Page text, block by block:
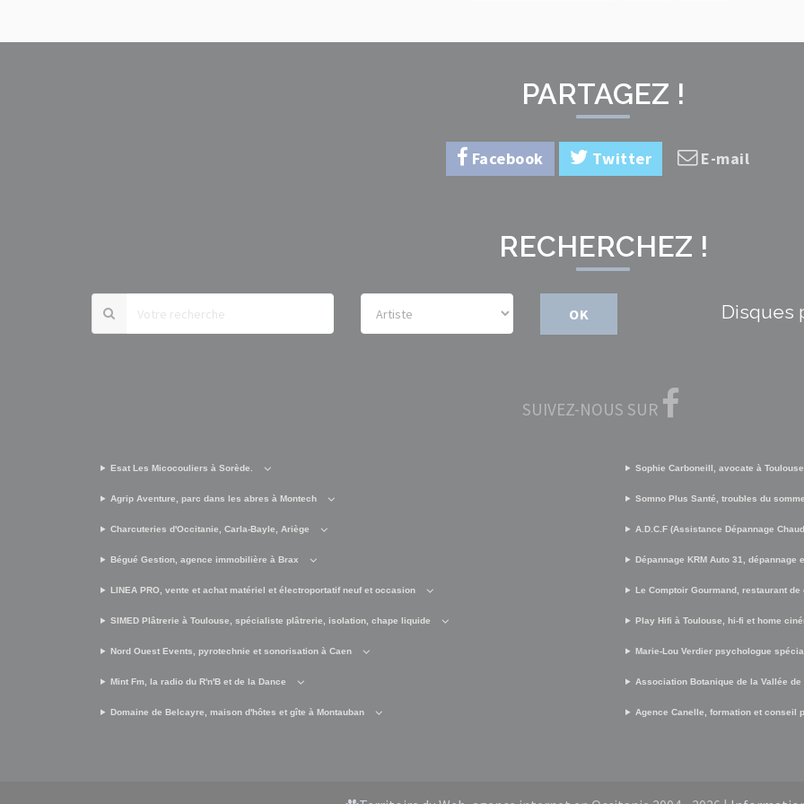
PARTAGEZ !
Facebook Twitter E-mail
RECHERCHEZ !
OK Disques
SUIVEZ-NOUS SUR
Esat Les Micocouliers à Sorède.
Agrip Aventure, parc dans les abres à Montech
Charcuteries d'Occitanie, Carla-Bayle, Ariège
Bégué Gestion, agence immobilière à Brax
LINEA PRO, vente et achat matériel et électroportatif neuf et occasion
SIMED Plâtrerie à Toulouse, spécialiste plâtrerie, isolation, chape liquide
Nord Ouest Events, pyrotechnie et sonorisation à Caen
Mint Fm, la radio du R'n'B et de la Dance
Domaine de Belcayre, maison d'hôtes et gîte à Montauban
Sophie Carboneill, avocate à Toulouse
Somno Plus Santé, troubles du
A.D.C.F (Assistance Dépannage
Dépannage KRM Auto 31, dépannage
Le Comptoir Gourmand, restaurant
Play Hifi à Toulouse, hi-fi et home
Marie-Lou Verdier psychologue
Association Botanique de la Vallée
Agence Canelle, formation et conseil